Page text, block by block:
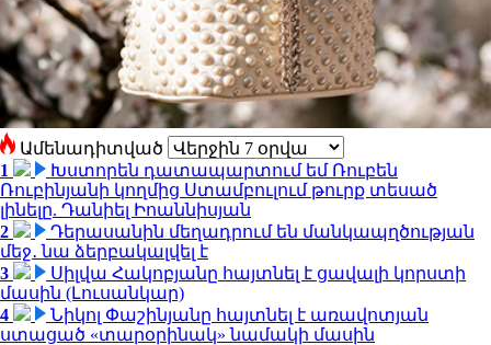
Ամենադիտված
1
Խստորեն դատապարտում եմ Ռուբեն
Ռուբինյանի կողմից Ստամբուլում թուրք տեսած
լինելը. Դանիել Իոաննիսյան
2
Դերասանին մեղադրում են մանկապղծության
մեջ․ նա ձերբակալվել է
3
Սիլվա Հակոբյանը հայտնել է ցավալի կորստի
մասին (Լուսանկար)
4
Նիկոլ Փաշինյանը հայտնել է առավոտյան
ստացած «տարօրինակ» նամակի մասին